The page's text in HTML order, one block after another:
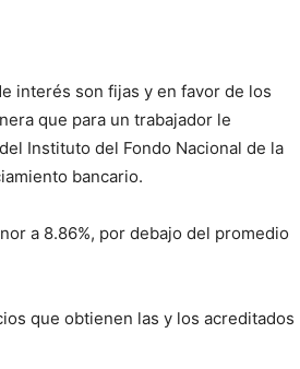
interés son fijas y en favor de los
que para un trabajador le
Instituto del Fondo Nacional de la
bancario.
a 8.86%, por debajo del promedio
que obtienen las y los acreditados